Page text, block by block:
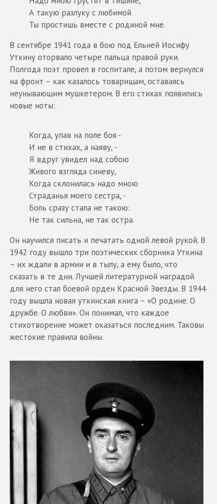
А такую разлуку с любимой
Ты простишь вместе с родиной мне.
В сентябре 1941 года в бою под Ельней Иосифу
Уткину оторвало четыре пальца правой руки.
Полгода поэт провел в госпитале, а потом вернулся
на фронт – как казалось товарищам, оставаясь
неунывающим мушкетером. В его стихах появились
новые ноты:
Когда, упав на поле боя -
И не в стихах, а наяву, -
Я вдруг увидел над собою
Живого взгляда синеву,
Когда склонилась надо мною
Страданья моего сестра, -
Боль сразу стала не такою:
Не так сильна, не так остра.
Он научился писать и печатать одной левой рукой. В
1942 году вышло три поэтических сборника Уткина
– их ждали в армии и в тылу, а ему было, что
сказать в те дни. Лучшей литературной наградой
для него стал боевой орден Красной Звезды. В 1944
году вышла новая уткинская книга – «О родине. О
дружбе. О любви». Он понимал, что каждое
стихотворение может оказаться последним. Таковы
жестокие правила войны.